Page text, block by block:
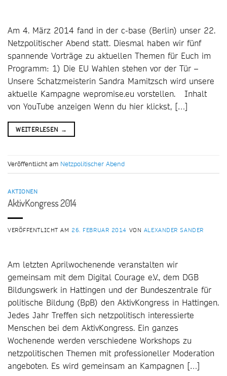
Am 4. März 2014 fand in der c-base (Berlin) unser 22.
Netzpolitischer Abend statt. Diesmal haben wir fünf
spannende Vorträge zu aktuellen Themen für Euch im
Programm: 1) Die EU Wahlen stehen vor der Tür –
Unsere Schatzmeisterin Sandra Mamitzsch wird unsere
aktuelle Kampagne wepromise.eu vorstellen. Inhalt
von YouTube anzeigen Wenn du hier klickst, […]
WEITERLESEN →
Veröffentlicht am Netzpolitischer Abend
AKTIONEN
AktivKongress 2014
VERÖFFENTLICHT AM 26. FEBRUAR 2014 VON ALEXANDER SANDER
Am letzten Aprilwochenende veranstalten wir
gemeinsam mit dem Digital Courage e.V., dem DGB
Bildungswerk in Hattingen und der Bundeszentrale für
politische Bildung (BpB) den AktivKongress in Hattingen.
Jedes Jahr Treffen sich netzpolitisch interessierte
Menschen bei dem AktivKongress. Ein ganzes
Wochenende werden verschiedene Workshops zu
netzpolitischen Themen mit professioneller Moderation
angeboten. Es wird gemeinsam an Kampagnen […]